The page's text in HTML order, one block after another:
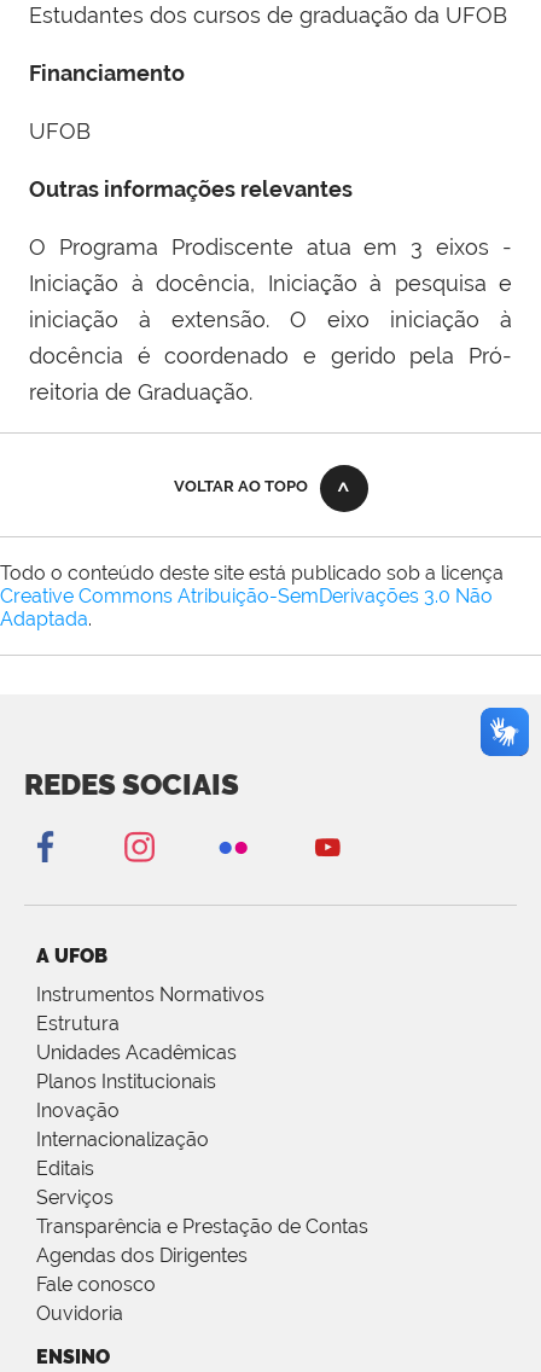
Estudantes dos cursos de graduação da UFOB
Financiamento
UFOB
Outras informações relevantes
O Programa Prodiscente atua em 3 eixos -
Iniciação à docência, Iniciação à pesquisa e
iniciação à extensão. O eixo iniciação à
docência é coordenado e gerido pela Pró-
reitoria de Graduação.
VOLTAR AO TOPO
Todo o conteúdo deste site está publicado sob a licença
Creative Commons Atribuição-SemDerivações 3.0 Não
Adaptada.
REDES SOCIAIS
A UFOB
Instrumentos Normativos
Estrutura
Unidades Acadêmicas
Planos Institucionais
Inovação
Internacionalização
Editais
Serviços
Transparência e Prestação de Contas
Agendas dos Dirigentes
Fale conosco
Ouvidoria
ENSINO